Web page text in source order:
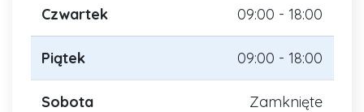
Czwartek 09:00 - 18:00
Piątek 09:00 - 18:00
Sobota Zamknięte